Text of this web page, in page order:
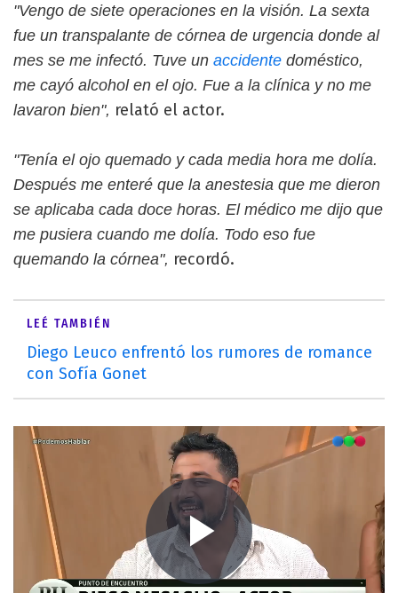
"Vengo de siete operaciones en la visión. La sexta
fue un transpalante de córnea de urgencia donde al
mes se me infectó. Tuve un accidente doméstico,
me cayó alcohol en el ojo. Fue a la clínica y no me
lavaron bien", relató el actor.
"Tenía el ojo quemado y cada media hora me dolía.
Después me enteré que la anestesia que me dieron
se aplicaba cada doce horas. El médico me dijo que
me pusiera cuando me dolía. Todo eso fue
quemando la córnea", recordó.
LEÉ TAMBIÉN
Diego Leuco enfrentó los rumores de romance
con Sofía Gonet